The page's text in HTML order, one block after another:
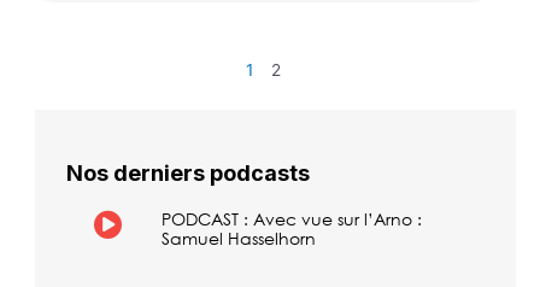
1 2
Nos derniers podcasts
PODCAST : Avec vue sur l’Arno :
Samuel Hasselhorn